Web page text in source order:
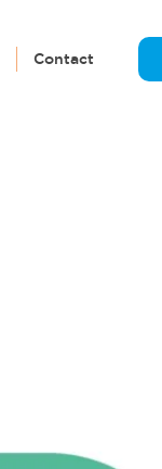
Contact